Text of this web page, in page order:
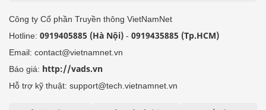
Công ty Cổ phần Truyền thông VietNamNet
Hotline: 0919405885 (Hà Nội) - 0919435885 (Tp.HCM)
Email: contact@vietnamnet.vn
Báo giá: http://vads.vn
Hỗ trợ kỹ thuật: support@tech.vietnamnet.vn